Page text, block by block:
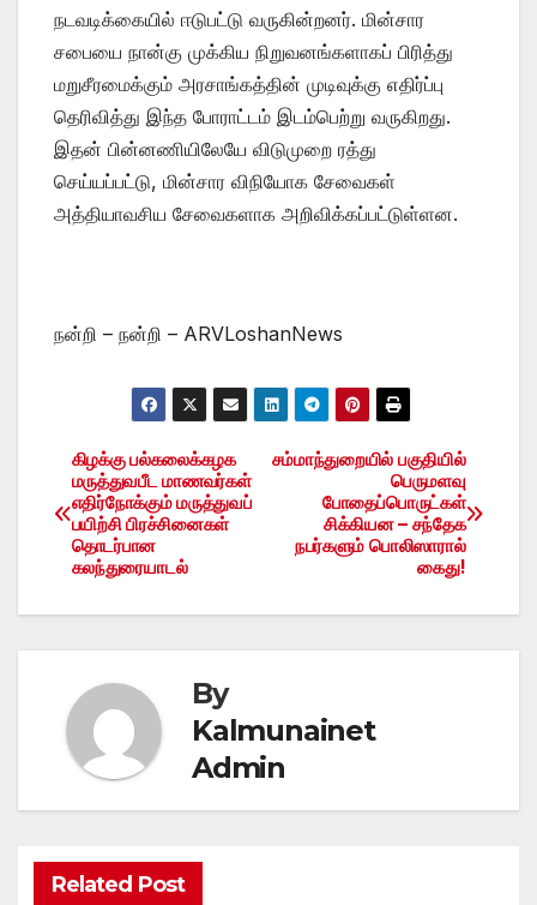
நடவடிக்கையில் ஈடுபட்டு வருகின்றனர். மின்சார
சபையை நான்கு முக்கிய நிறுவனங்களாகப் பிரித்து
மறுசீரமைக்கும் அரசாங்கத்தின் முடிவுக்கு எதிர்ப்பு
தெரிவித்து இந்த போராட்டம் இடம்பெற்று வருகிறது.
இதன் பின்னணியிலேயே விடுமுறை ரத்து
செய்யப்பட்டு, மின்சார விநியோக சேவைகள்
அத்தியாவசிய சேவைகளாக அறிவிக்கப்பட்டுள்ளன.
நன்றி – நன்றி – ARVLoshanNews
Post
navigation
சம்மாந்துறையில் பகுதியில்
பெருமளவு
போதைப்பொருட்கள்
சிக்கியன – சந்தேக
நபர்களும் பொலிஸாரால்
கைது!
கிழக்கு பல்கலைக்கழக
மருத்துவபீட மாணவர்கள்
எதிர்நோக்கும் மருத்துவப்
பயிற்சி பிரச்சினைகள்
தொடர்பான
கலந்துரையாடல்
By
Kalmunainet
Admin
Related Post